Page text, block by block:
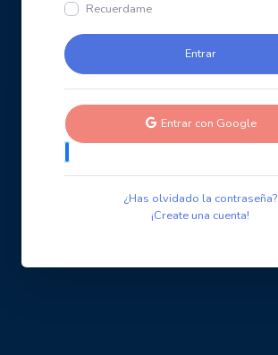
Recuerdame
Entrar con Google
¿Has olvidado la contraseña?
¡Create una cuenta!